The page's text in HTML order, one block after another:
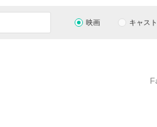
映画 キャスト